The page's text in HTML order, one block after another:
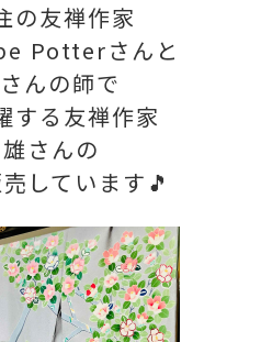
の友禅作家
Potterさんと
んの師で
する友禅作家
さんの
しています🎵